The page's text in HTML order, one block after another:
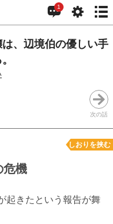
1
は、辺境伯の優しい手
次の話
しおりを挟む
危機
起きたという報告が舞